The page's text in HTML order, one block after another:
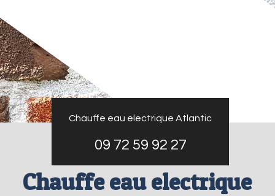
Chauffe eau electrique Atlantic
09 72 59 92 27
Chauffe eau electrique